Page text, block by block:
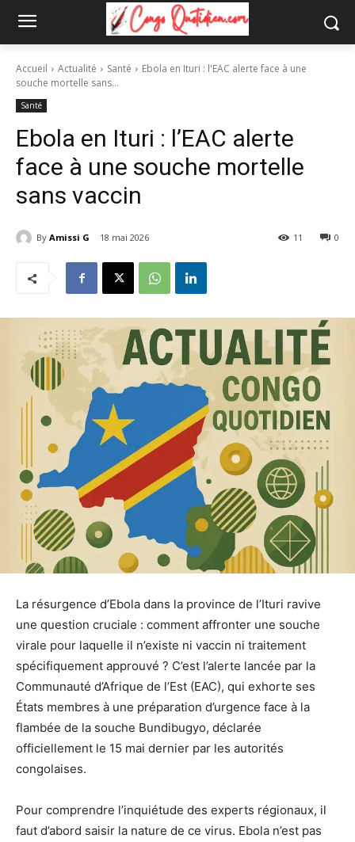
Accueil Actualité Santé
Ebola en Ituri : l'EAC alerte face à une
souche mortelle sans...
Santé
Ebola en Ituri : l’EAC alerte
face à une souche mortelle
sans vaccin
By Amissi G 18 mai 2026 0
11
La résurgence d’Ebola dans la province de l’Ituri ravive
une question cruciale : comment affronter une souche
virale pour laquelle il n’existe ni vaccin ni traitement
spécifiquement approuvé ? C’est l’alerte lancée par la
Communauté d’Afrique de l’Est (EAC), qui exhorte ses
États membres à une préparation d’urgence face à la
flambée de la souche Bundibugyo, déclarée
officiellement le 15 mai dernier par les autorités
congolaises.
Pour comprendre l’inquiétude des experts régionaux, il
faut d’abord saisir la nature de ce virus. Ebola n’est pas